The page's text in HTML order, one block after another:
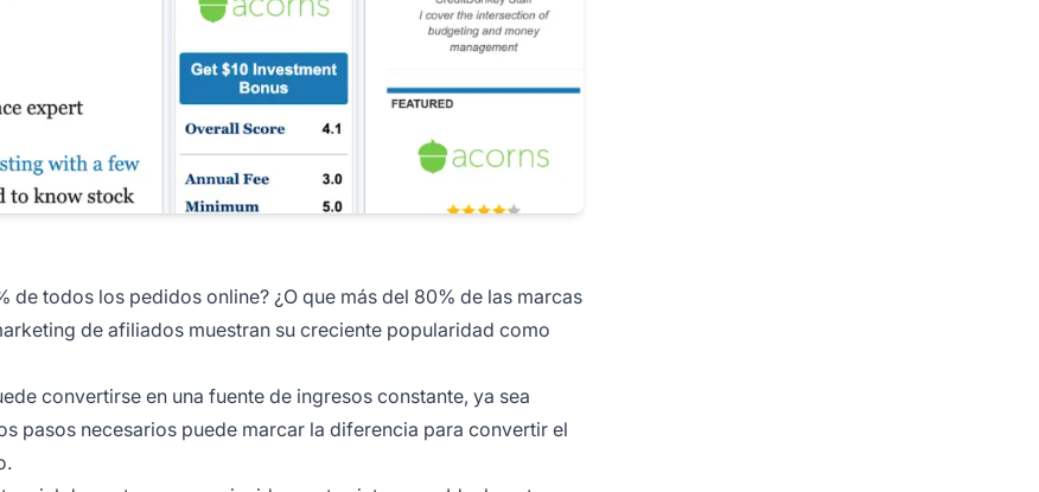
de todos los pedidos online? ¿O que más del 80% de las marcas
de afiliados muestran su creciente popularidad como
convertirse en una fuente de ingresos constante, ya sea
pasos necesarios puede marcar la diferencia para convertir el